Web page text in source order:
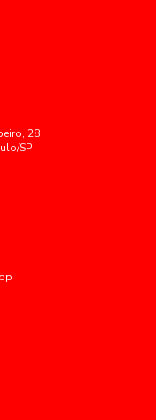
que
a saúde e a
para Melhorar o
coletivas SP
28
SP